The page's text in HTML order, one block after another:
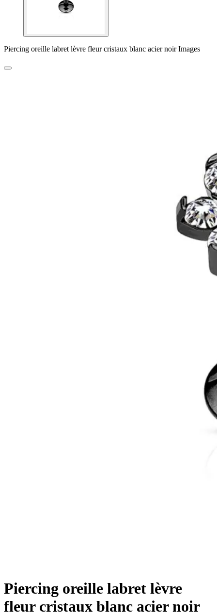
Piercing oreille labret lèvre fleur cristaux blanc acier noir Images
Piercing oreille labret lèvre
fleur cristaux blanc acier noir